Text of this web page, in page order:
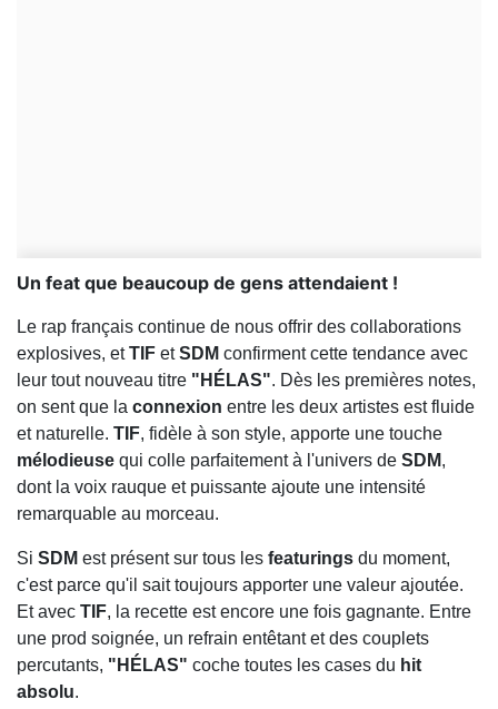
Un feat que beaucoup de gens attendaient !
Le rap français continue de nous offrir des collaborations
explosives, etTIF etSDM confirment cette tendance avec
leur tout nouveau titre "HÉLAS". Dès les premières notes,
on sent que la connexion entre les deux artistes est fluide
et naturelle. TIF, fidèle à son style, apporte une touche
mélodieuse qui colle parfaitement à l'univers de SDM,
dont la voix rauque et puissante ajoute une intensité
remarquable au morceau.
Si SDM est présent sur tous les featurings du moment,
c'est parce qu'il sait toujours apporter une valeur ajoutée.
Et avec TIF, la recette est encore une fois gagnante. Entre
une prod soignée, un refrain entêtant et des couplets
percutants, "HÉLAS" coche toutes les cases du hit
absolu.